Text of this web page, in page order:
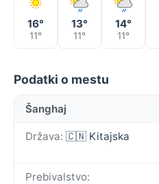
16°
11°
13°
11°
14°
11°
Podatki o mestu
Šanghaj
Država: 🇨🇳 Kitajska
Prebivalstvo: